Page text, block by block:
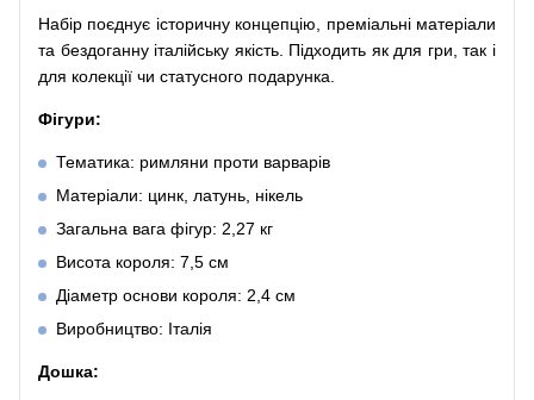
Набір поєднує історичну концепцію, преміальні матеріали
та бездоганну італійську якість. Підходить як для гри, так і
для колекції чи статусного подарунка.
Фігури:
Тематика: римляни проти варварів
Матеріали: цинк, латунь, нікель
Загальна вага фігур: 2,27 кг
Висота короля: 7,5 см
Діаметр основи короля: 2,4 см
Виробництво: Італія
Дошка: